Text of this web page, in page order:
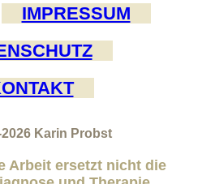
IMPRESSUM
Karin Probst
Arbeit ersetzt nicht die